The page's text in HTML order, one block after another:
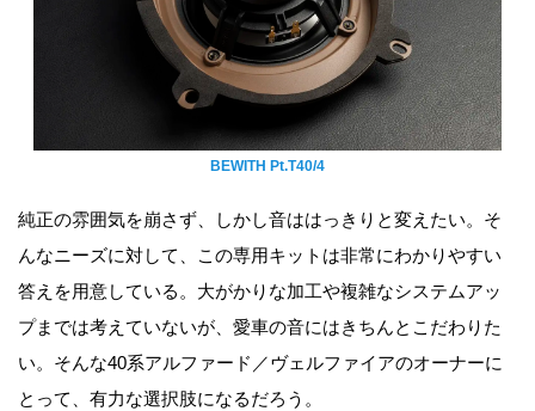
BEWITH Pt.T40/4
純正の雰囲気を崩さず、しかし音ははっきりと変えたい。そ
んなニーズに対して、この専用キットは非常にわかりやすい
答えを用意している。大がかりな加工や複雑なシステムアッ
プまでは考えていないが、愛車の音にはきちんとこだわりた
い。そんな40系アルファード／ヴェルファイアのオーナーに
とって、有力な選択肢になるだろう。